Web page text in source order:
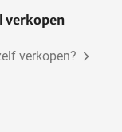
verkopen
verkopen?